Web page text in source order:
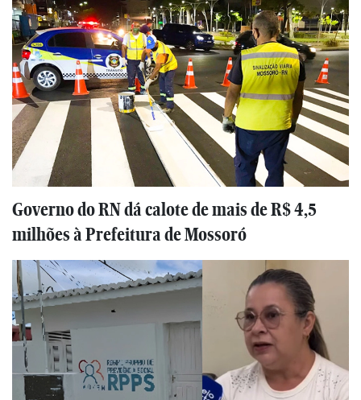
Governo do RN dá calote de mais de R$ 4,5
milhões à Prefeitura de Mossoró